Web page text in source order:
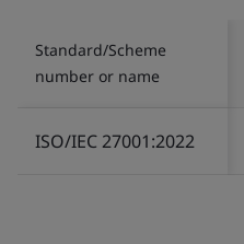
Standard/Scheme
number or name
ISO/IEC 27001:2022